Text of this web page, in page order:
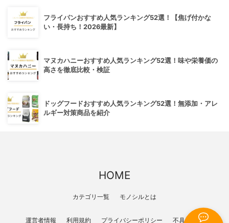
フライパンおすすめ人気ランキング52選！【焦げ付かな
い・長持ち！2026最新】
マヌカハニーおすすめ人気ランキング52選！味や栄養価の
高さを徹底比較・検証
ドッグフードおすすめ人気ランキング52選！無添加・アレ
ルギー対策商品を紹介
HOME
カテゴリ一覧 モノシルとは
運営者情報 利用規約 プライバシーポリシー 不具合報告